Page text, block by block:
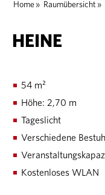
Home » Raumübersicht »
HEINE
54 m²
Höhe: 2,70 m
Tageslicht
Verschiedene
Kostenloses WLAN